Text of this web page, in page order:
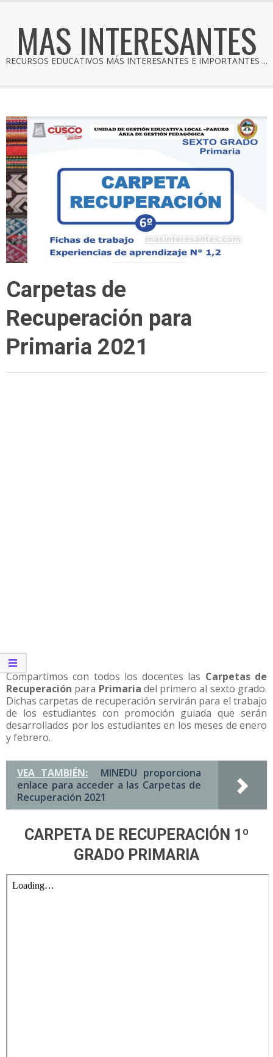
MAS INTERESANTES
RECURSOS EDUCATIVOS MÁS INTERESANTES E IMPORTANTES ...
Carpetas de
Recuperación para
Primaria 2021
Compartimos con todos los docentes las Carpetas de
Recuperación para Primaria del primero al sexto grado.
Dichas carpetas de recuperación servirán para el trabajo
de los estudiantes con promoción guiada que serán
desarrollados por los estudiantes en los meses de enero
y febrero.
VEA TAMBIÉN:
MINEDU proporciona
enlace para acceder a las Carpetas de
Recuperación 2021
CARPETA DE RECUPERACIÓN 1º
GRADO PRIMARIA